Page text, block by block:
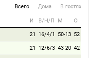
Всего Дома В гостях
И В/Н/П М О
21 16/4/1 50-13 52
21 12/6/3 43-20 42